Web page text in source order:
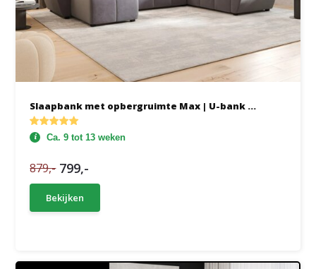
Slaapbank met opbergruimte Max | U-bank ...
Ca. 9 tot 13 weken
879,- 799,-
Bekijken